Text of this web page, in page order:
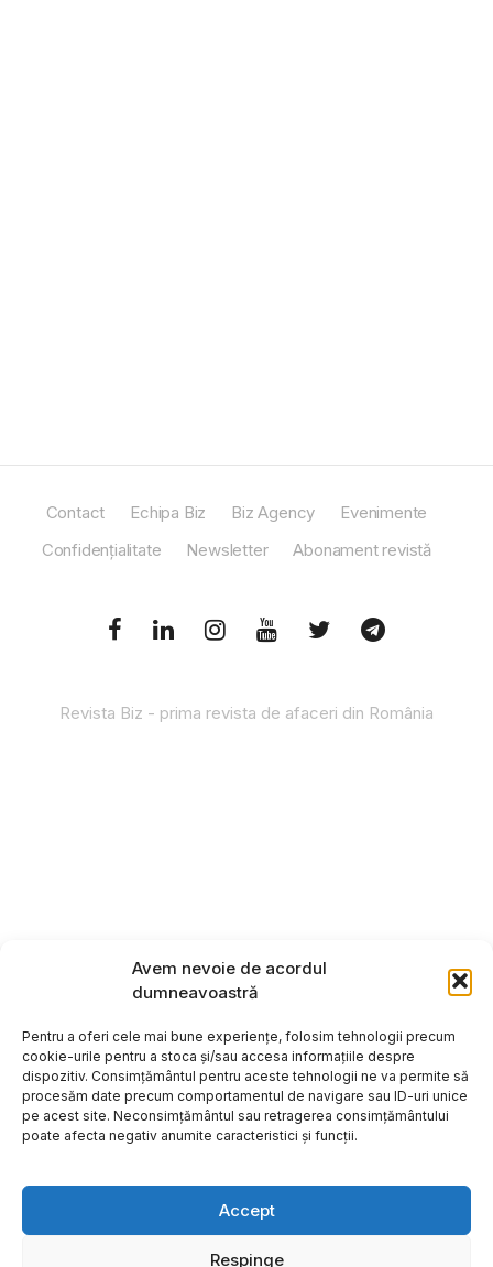
Avem nevoie de acordul
dumneavoastră
Pentru a oferi cele mai bune experiențe, folosim tehnologii precum
cookie-urile pentru a stoca și/sau accesa informațiile despre
dispozitiv. Consimțământul pentru aceste tehnologii ne va permite să
procesăm date precum comportamentul de navigare sau ID-uri unice
pe acest site. Neconsimțământul sau retragerea consimțământului
poate afecta negativ anumite caracteristici și funcții.
Accept
Respinge
Contact Echipa Biz Biz Agency
Evenimente
Confidențialitate
Newsletter Abonament revistă
Revista Biz - prima revista de afaceri din România